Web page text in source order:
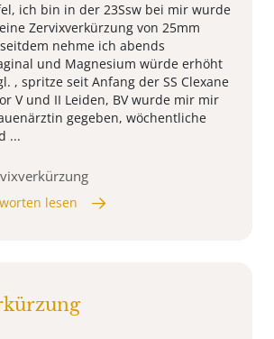
ich bin in der 23Ssw bei mir wurde
Zervixverkürzung von 25mm
nehme ich abends
und Magnesium würde erhöht
, spritze seit Anfang der SS Clexane
V und II Leiden, BV wurde mir mir
gegeben, wöchentliche
...
lesen